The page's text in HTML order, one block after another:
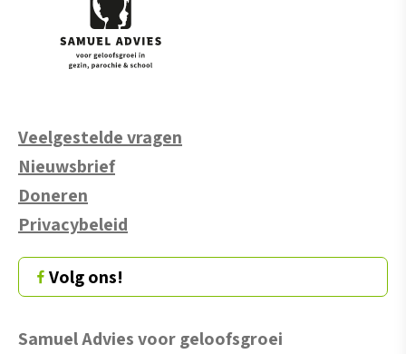
Veelgestelde vragen
Nieuwsbrief
Doneren
Privacybeleid
Volg ons!
Samuel Advies voor geloofsgroei